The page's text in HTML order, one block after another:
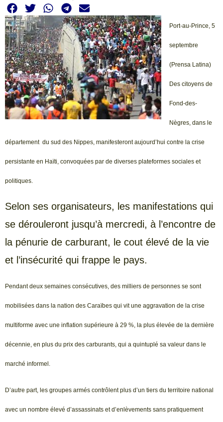
Port-au-Prince, 5
septembre
(Prensa Latina)
Des citoyens de
Fond-des-
Nègres, dans le
département du sud des Nippes, manifesteront aujourd’hui contre la crise
persistante en Haïti, convoquées par de diverses plateformes sociales et
politiques.
Selon ses organisateurs, les manifestations qui
se dérouleront jusqu’à mercredi, à l’encontre de
la pénurie de carburant, le cout élevé de la vie
et l’insécurité qui frappe le pays.
Pendant deux semaines consécutives, des milliers de personnes se sont
mobilisées dans la nation des Caraïbes qui vit une aggravation de la crise
multiforme avec une inflation supérieure à 29 %, la plus élevée de la dernière
décennie, en plus du prix des carburants, qui a quintuplé sa valeur dans le
marché informel.
D’autre part, les groupes armés contrôlent plus d’un tiers du territoire national
avec un nombre élevé d’assassinats et d’enlèvements sans pratiquement